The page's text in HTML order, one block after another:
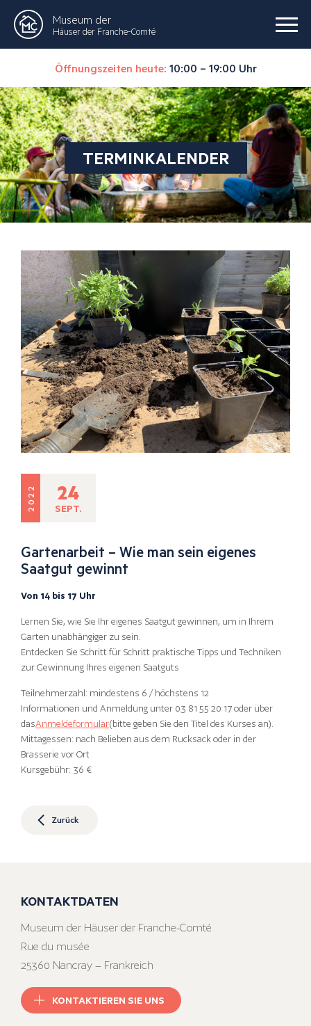
Museum der
Häuser der Franche-Comté
Öffnungszeiten heute: 10:00 – 19:00 Uhr
TERMINKALENDER
2022 24
SEPT.
Gartenarbeit – Wie man sein eigenes
Saatgut gewinnt
Von 14 bis 17 Uhr
Lernen Sie, wie Sie Ihr eigenes Saatgut gewinnen, um in Ihrem
Garten unabhängiger zu sein.
Entdecken Sie Schritt für Schritt praktische Tipps und Techniken
zur Gewinnung Ihres eigenen Saatguts
Teilnehmerzahl: mindestens 6 / höchstens 12
Informationen und Anmeldung unter 03 81 55 20 17 oder über
dasAnmeldeformular(bitte geben Sie den Titel des Kurses an).
Mittagessen: nach Belieben aus dem Rucksack oder in der
Brasserie vor Ort
Kursgebühr: 36 €
Zurück
KONTAKTDATEN
Museum der Häuser der Franche-Comté
Rue du musée
25360 Nancray – Frankreich
KONTAKTIEREN SIE UNS